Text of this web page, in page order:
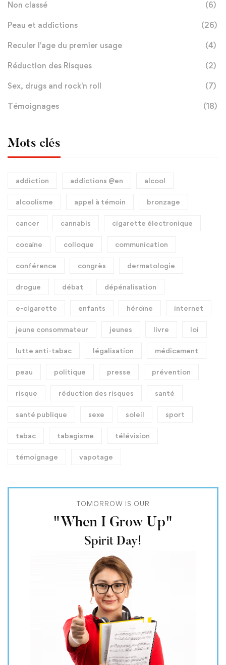
Non classé (6)
Peau et addictions (26)
Reculer l'age du premier usage (4)
Réduction des Risques (2)
Sex, drugs and rock'n roll (7)
Témoignages (18)
Mots clés
addiction addictions @en alcool
alcoolisme appel à témoin bronzage
cancer cannabis cigarette électronique
cocaïne colloque communication
conférence congrès dermatologie
drogue débat dépénalisation
e-cigarette enfants héroïne internet
jeune consommateur jeunes livre loi
lutte anti-tabac légalisation médicament
peau politique presse prévention
risque réduction des risques santé
santé publique sexe soleil sport
tabac tabagisme télévision
témoignage vapotage
TOMORROW IS OUR
"When I Grow Up"
Spirit Day!